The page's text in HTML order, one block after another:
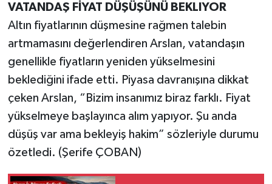
VATANDAŞ FİYAT DÜŞÜŞÜNÜ BEKLIYOR
Altın fiyatlarının düşmesine rağmen talebin
artmamasını değerlendiren Arslan, vatandaşın
genellikle fiyatların yeniden yükselmesini
beklediğini ifade etti. Piyasa davranışına dikkat
çeken Arslan, “Bizim insanımız biraz farklı. Fiyat
yükselmeye başlayınca alım yapıyor. Şu anda
düşüş var ama bekleyiş hakim” sözleriyle durumu
özetledi. (Şerife ÇOBAN)